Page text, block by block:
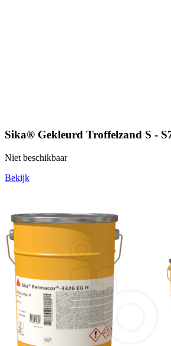
Sika® Gekleurd Troffelzand S -
Niet beschikbaar
Bekijk